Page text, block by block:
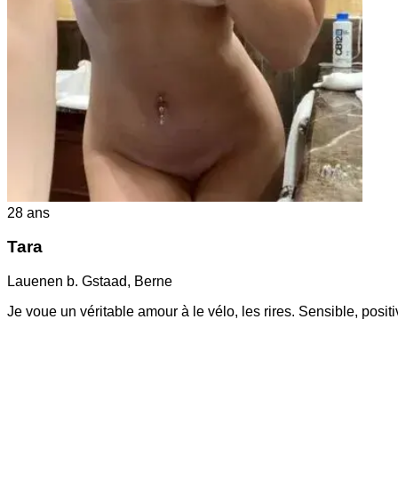
28 ans
Tara
Lauenen b. Gstaad, Berne
Je voue un véritable amour à le vélo, les rires. Sensible,